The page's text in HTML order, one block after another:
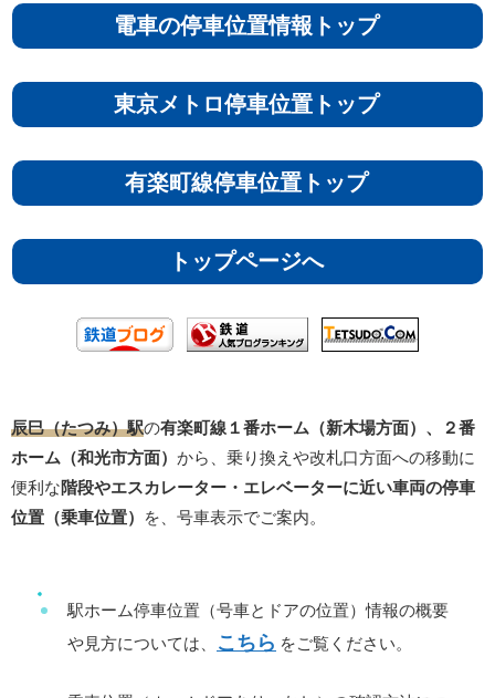
電車の停車位置情報トップ
東京メトロ停車位置トップ
有楽町線停車位置トップ
トップページへ
辰巳（たつみ）駅の有楽町線１番ホーム（新木場方面）、２番
ホーム（和光市方面） から、乗り換えや改札口方面への移動に
便利な階段やエスカレーター・エレベーターに近い車両の停車
位置（乗車位置）
を、号車表示でご案内。
駅ホーム停車位置（号車とドアの位置）情報の概要
や見方については、
こちら をご覧ください。